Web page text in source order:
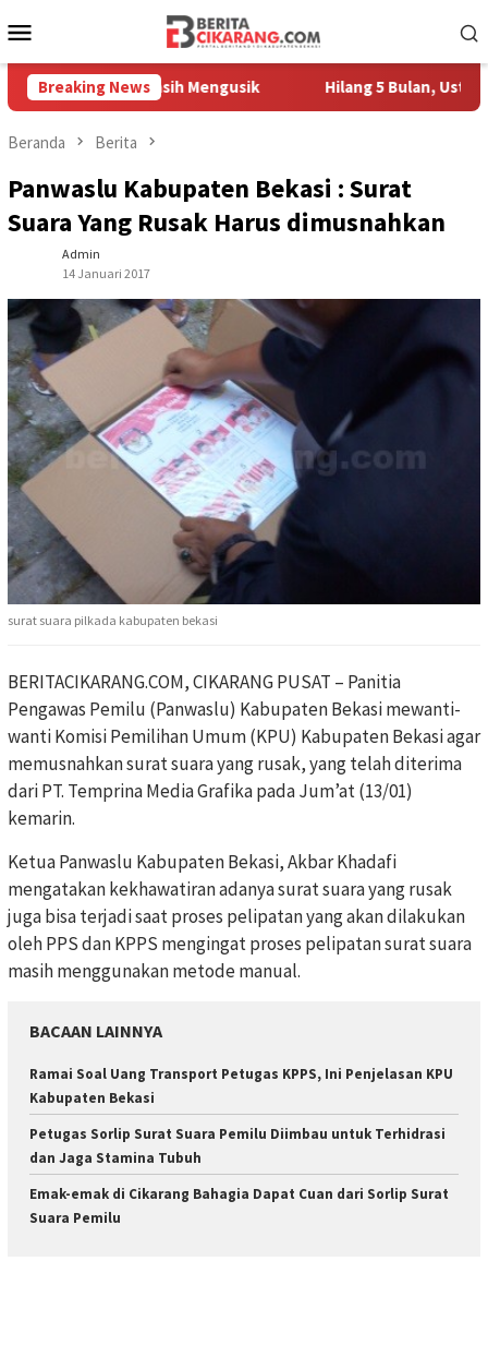
ke
Mobile
Breaking News
Masih Mengusik Hilang 5 Bulan, Ustadz Ujang
Beranda Berita
Panwaslu Kabupaten Bekasi : Surat
Suara Yang Rusak Harus dimusnahkan
Admin
14 Januari 2017
surat suara pilkada kabupaten bekasi
BERITACIKARANG.COM, CIKARANG PUSAT – Panitia
Pengawas Pemilu (Panwaslu) Kabupaten Bekasi mewanti-
wanti Komisi Pemilihan Umum (KPU) Kabupaten Bekasi agar
memusnahkan surat suara yang rusak, yang telah diterima
dari PT. Temprina Media Grafika pada Jum’at (13/01)
kemarin.
Ketua Panwaslu Kabupaten Bekasi, Akbar Khadafi
mengatakan kekhawatiran adanya surat suara yang rusak
juga bisa terjadi saat proses pelipatan yang akan dilakukan
oleh PPS dan KPPS mengingat proses pelipatan surat suara
masih menggunakan metode manual.
BACAAN LAINNYA
Ramai Soal Uang Transport Petugas KPPS, Ini Penjelasan KPU
Kabupaten Bekasi
Petugas Sorlip Surat Suara Pemilu Diimbau untuk Terhidrasi
dan Jaga Stamina Tubuh
Emak-emak di Cikarang Bahagia Dapat Cuan dari Sorlip Surat
Suara Pemilu